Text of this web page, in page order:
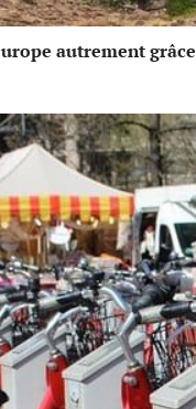
autrement